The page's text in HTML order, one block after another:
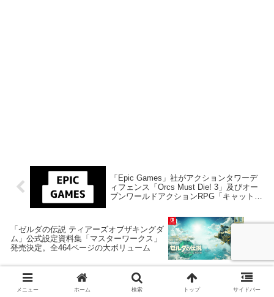
「Epic Games」社がアクションタワーデ
ィフェンス「Orcs Must Die! 3」及びオー
プンワールドアクションRPG「キャットク
「ゼルダの伝説 ティアーズオブザキングダ
ム」公式設定資料集「マスターワークス」
発売決定。全464ページの大ボリューム
メニュー ホーム 検索 トップ サイドバー